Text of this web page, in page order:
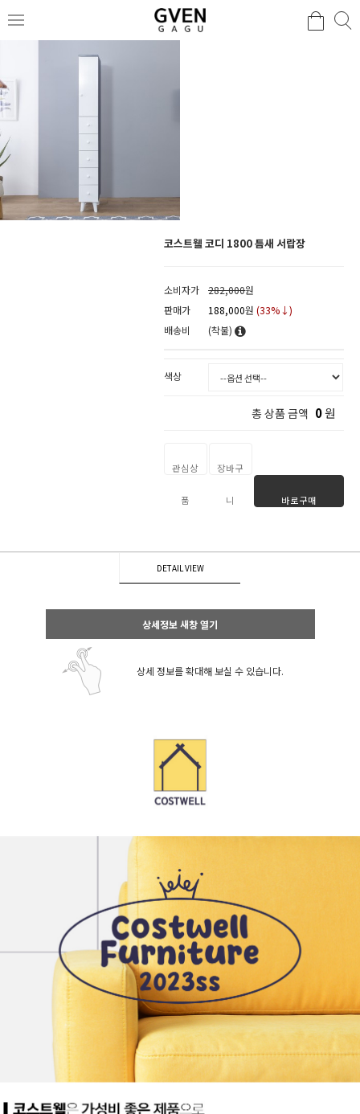
코스트웰 코디 1800 틈새 서랍장
소비자가 282,000원
판매가
188,000원 (33%↓)
배송비
(착불)
색상
총 상품 금액 0원
관심상
품
장바구
니 바로구매
DETAIL VIEW
상세정보 새창 열기
상세 정보를 확대해 보실 수 있습니다.